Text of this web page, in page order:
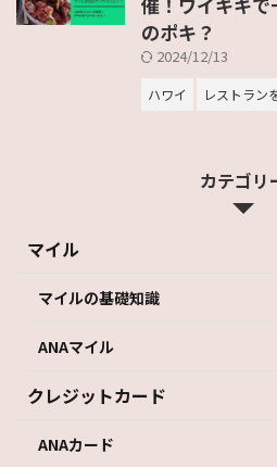
のポキ？
2024/12/13
ハワイ レストラン
カテゴリ
マイル
マイルの基礎知識
ANAマイル
クレジットカード
ANAカード